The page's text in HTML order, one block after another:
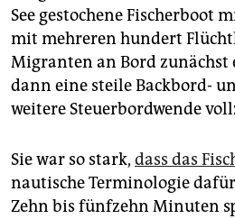
See gestochene Fischerboot
mit mehreren hundert
Migranten an Bord zunächst
dann eine steile Backbord-
weitere Steuerbordwende
Sie war so stark, dass das
nautische Terminologie
Zehn bis fünfzehn Minuten